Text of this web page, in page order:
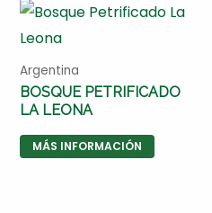
Argentina
BOSQUE PETRIFICADO
LA LEONA
MÁS INFORMACIÓN